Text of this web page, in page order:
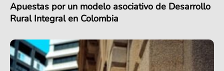
Apuestas por un modelo asociativo de Desarrollo
Rural Integral en Colombia